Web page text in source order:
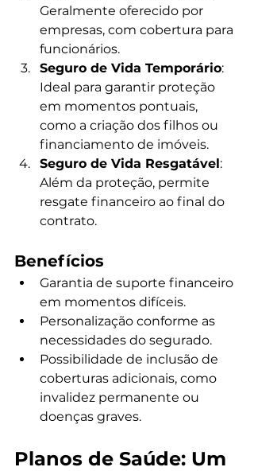
Geralmente oferecido por
empresas, com cobertura para
funcionários.
Seguro de Vida Temporário:
Ideal para garantir proteção
em momentos pontuais,
como a criação dos filhos ou
financiamento de imóveis.
Seguro de Vida Resgatável:
Além da proteção, permite
resgate financeiro ao final do
contrato.
Benefícios
Garantia de suporte financeiro
em momentos difíceis.
Personalização conforme as
necessidades do segurado.
Possibilidade de inclusão de
coberturas adicionais, como
invalidez permanente ou
doenças graves.
Planos de Saúde: Um